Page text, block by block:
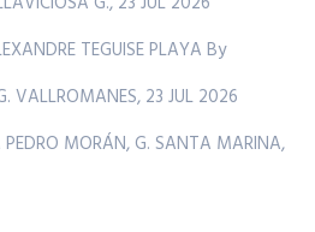
TEGUISE PLAYA By
VALLROMANES, 23 JUL 2026
MORÁN, G. SANTA MARINA,